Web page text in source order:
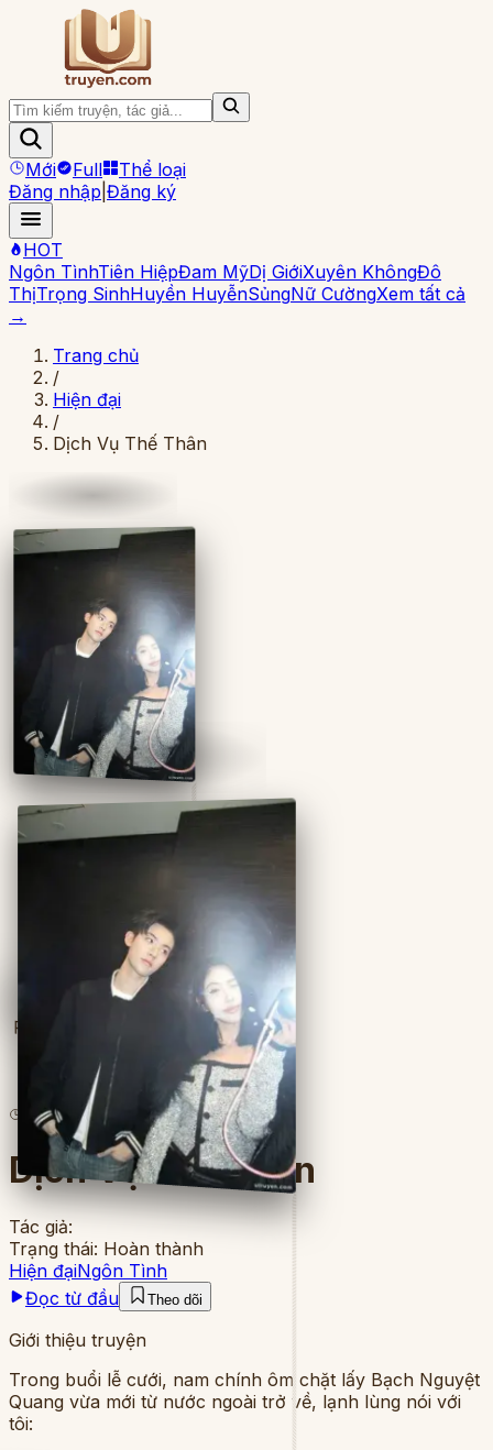
Mới Full
Thể loại
Đăng nhập Đăng ký
HOT
Ngôn TìnhTiên HiệpĐam MỹDị GiớiXuyên KhôngĐô
ThịTrọng SinhHuyền HuyễnSủngNữ CườngXem tất cả
→
Trang chủ
/
Hiện đại
/
Dịch Vụ Thế Thân
Full
lượt đọc· chương
Dịch Vụ Thế Thân
Tác giả:
Trạng thái: Hoàn thành
Hiện đạiNgôn Tình
Đọc từ đầu
Theo dõi
Giới thiệu truyện
Trong buổi lễ cưới, nam chính ôm chặt lấy Bạch Nguyệt
Quang vừa mới từ nước ngoài trở về, lạnh lùng nói với
tôi: